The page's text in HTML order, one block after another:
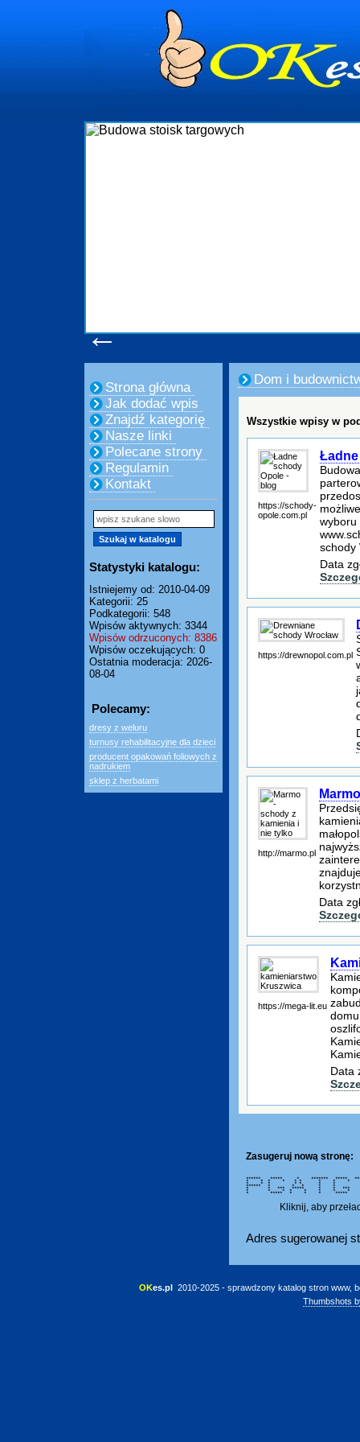
←
Strona główna
Jak dodać wpis
Znajdź kategorię
Nasze linki
Polecane strony
Regulamin
Kontakt
Statystyki katalogu:
Istniejemy od: 2010-04-09
Kategorii: 25
Podkategorii: 548
Wpisów aktywnych: 3344
Wpisów odrzuconych: 8386
Wpisów oczekujących: 0
Ostatnia moderacja: 2026-
08-04
Polecamy:
dresy z weluru
turnusy rehabilitacyjne dla dzieci
producent opakowań foliowych z
nadrukiem
sklep z herbatami
Dom i
Wszystkie wpisy w
https://schody-
opole.com.pl
wyboru
schody
Data
https://drewnopol.com.pl
http://marmo.pl
Data
https://mega-lit.eu
Data
Zasugeruj nową stronę:
****** ***** * *******
* * * * * * * * *
* * * * * * *
****** * * * * * *
* * *** ***** * * *** *
* * * * * * * * *
* ***** * * *
Kliknij, aby
Adres sugerowanej
OKes.pl 2010-2025 - sprawdzony katalog stron www,
Thumbshots